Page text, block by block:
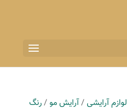
لوازم آرایشی/آرایش مو/رنگ